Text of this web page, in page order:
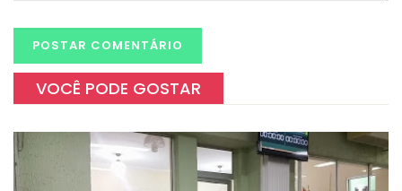
VOCÊ PODE GOSTAR